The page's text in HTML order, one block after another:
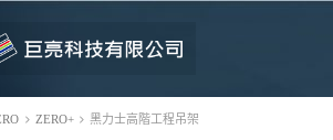
ZERO+ 黑力士高階工程吊架